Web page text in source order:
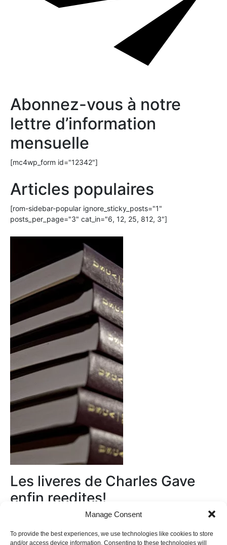
Manage Consent
To provide the best experiences, we use technologies like cookies to store
and/or access device information. Consenting to these technologies will
Abonnez-vous à notre
lettre d’information
mensuelle
[mc4wp_form id="12342"]
Articles populaires
[rom-sidebar-popular ignore_sticky_posts="1"
posts_per_page="3" cat_in="6, 12, 25, 812, 3"]
Les liveres de Charles Gave
enfin reedites!